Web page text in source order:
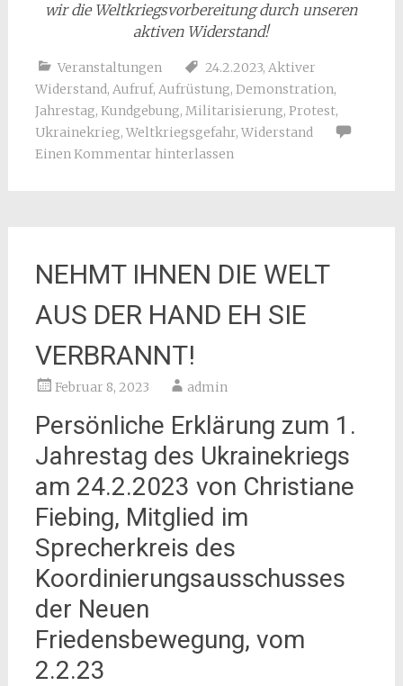
wir die Weltkriegsvorbereitung durch unseren
aktiven Widerstand!
Veranstaltungen 24.2.2023, Aktiver
Widerstand, Aufruf, Aufrüstung, Demonstration,
Jahrestag, Kundgebung, Militarisierung, Protest,
Ukrainekrieg, Weltkriegsgefahr, Widerstand
Einen Kommentar hinterlassen
NEHMT IHNEN DIE WELT
AUS DER HAND EH SIE
VERBRANNT!
Februar 8, 2023 admin
Persönliche Erklärung zum 1.
Jahrestag des Ukrainekriegs
am 24.2.2023 von Christiane
Fiebing, Mitglied im
Sprecherkreis des
Koordinierungsausschusses
der Neuen
Friedensbewegung, vom
2.2.23